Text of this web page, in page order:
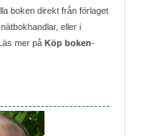
boken direkt från förlaget
eller i
mer på Köp boken-